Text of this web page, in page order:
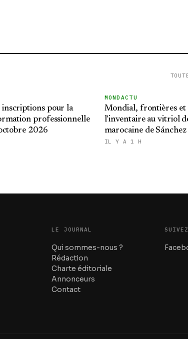
inscriptions pour la
professionnelle
2026
MONDACTU
Mondial, frontières et
l'inventaire au vitriol
marocaine de Sánchez
IL Y A 1 H
LE JOURNAL
Qui sommes-nous ?
Rédaction
Charte éditoriale
Annonceurs
Contact